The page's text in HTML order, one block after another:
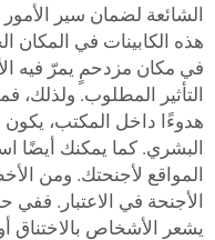
الشائعة لضمان سير
هذه الكابينات في المكان
في مكان مزدحمٍ يمرّ فيه
التأثير المطلوب.
هدوءًا داخل المكتب، يكون
البشري. كما يمكنك أيضًا
المواقع لأجنحتك. ومن
الأجنحة في الاعتبار.
يشعر الأشخاص بالاختناق